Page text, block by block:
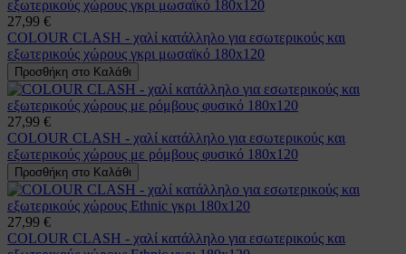
27,99 €
COLOUR CLASH - χαλί κατάλληλο για εσωτερικούς και
εξωτερικούς χώρους γκρι μωσαϊκό 180x120
Προσθήκη στο Καλάθι
27,99 €
COLOUR CLASH - χαλί κατάλληλο για εσωτερικούς και
εξωτερικούς χώρους με ρόμβους φυσικό 180x120
Προσθήκη στο Καλάθι
27,99 €
COLOUR CLASH - χαλί κατάλληλο για εσωτερικούς και